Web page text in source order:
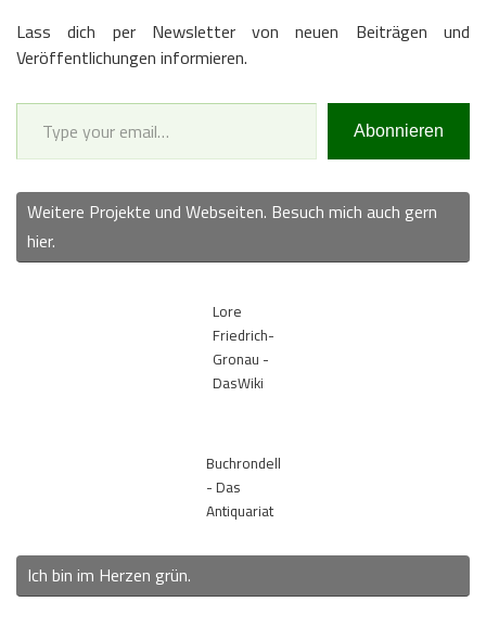
Lass dich per Newsletter von neuen Beiträgen und
Veröffentlichungen informieren.
Type your email…
Abonnieren
Weitere Projekte und Webseiten. Besuch mich auch gern
hier.
Lore
Friedrich-
Gronau -
DasWiki
Buchrondell
- Das
Antiquariat
Ich bin im Herzen grün.